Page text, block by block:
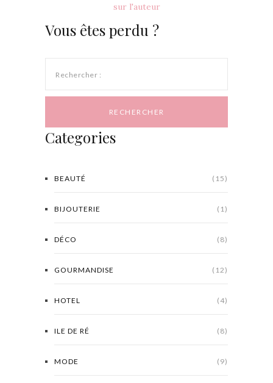
sur l'auteur
Vous êtes perdu ?
Rechercher :
Categories
BEAUTÉ (15)
BIJOUTERIE (1)
DÉCO (8)
GOURMANDISE (12)
HOTEL (4)
ILE DE RÉ (8)
MODE (9)